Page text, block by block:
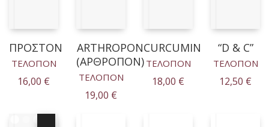
ΠΡΟΣΤΟΝ
ΤΕΛΟΠΟΝ
16,00 €
ARTHROPON
(ΑΡΘΡΟΠΟΝ)
ΤΕΛΟΠΟΝ
19,00 €
CURCUMIN
ΤΕΛΟΠΟΝ
18,00 €
“D & C”
ΤΕΛΟΠΟΝ
12,50 €